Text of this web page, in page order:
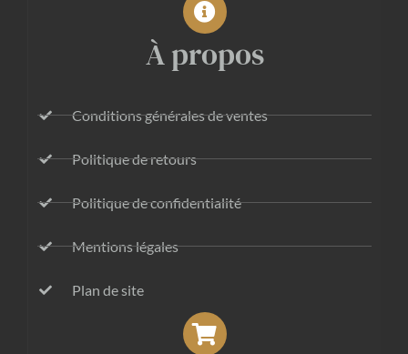
À propos
Conditions générales de ventes
Politique de retours
Politique de confidentialité
Mentions légales
Plan de site